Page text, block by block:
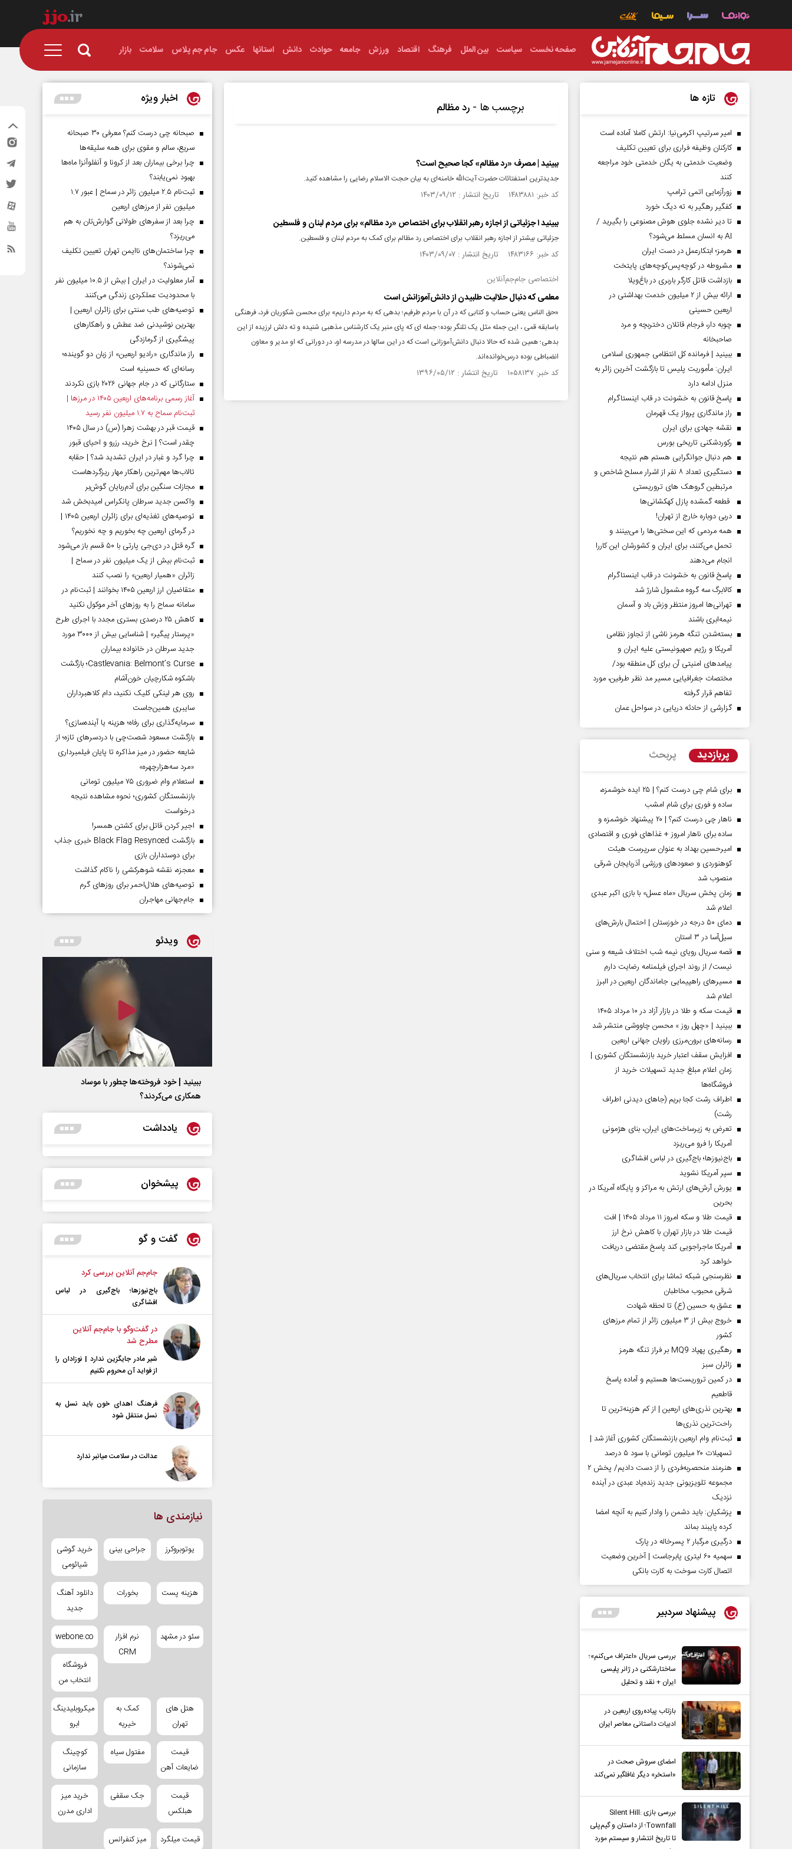
صفحه نخست سیاست بین الملل فرهنگ اقتصاد ورزش جامعه حوادث دانش استانها عکس جام جم پلاس سلامت بازار
برچسب ها - رد مظالم
ببینید | مصرف «رد مظالم» کجا صحیح است؟
جدیدترین استفتائات حضرت آیت‌الله خامنه‌ای به بیان حجت‌ الاسلام رضایی را مشاهده کنید.
کد خبر: ۱۴۸۳۸۸۱ تاریخ انتشار : ۱۴۰۳/۰۹/۱۲
ببینید ا جزئیاتی از اجازه رهبر انقلاب برای اختصاص «رد مظالم» برای مردم لبنان و فلسطین
جزئیاتی بیشتر از اجازه رهبر انقلاب برای اختصاص رد مظالم برای کمک به مردم لبنان و فلسطین.
کد خبر: ۱۴۸۳۱۶۶ تاریخ انتشار : ۱۴۰۳/۰۹/۰۷
اختصاصی جام‌جم‌آنلاین
معلمی که دنبال حلالیت طلبیدن از دانش‌آموزانش است
«حق الناس یعنی حساب و کتابی که در آن با مردم طرفیم؛ بدهی که به مردم داریم» برای محسن شکوریان فرد، فرهنگی
باسابقه قمی ، این جمله مثل یک تلنگر بوده؛ جمله ای که پای منبر یک کارشناس مذهبی شنیده و ته دلش لرزیده از این
بدهی؛ همین شده که حالا دنبال دانش‌آموزانی است که در این سالها در مدرسه او، در دورانی که او مدیر و معاون
انضباطی بوده درس‌خوانده‌اند.
کد خبر: ۱۰۵۸۱۳۷ تاریخ انتشار : ۱۳۹۶/۰۵/۱۲
تازه ها
امیر سرتیپ اکرمی‌نیا: ارتش کاملا آماده است
کارکنان وظیفه فراری برای تعیین تکلیف
وضعیت خدمتی به یگان خدمتی خود مراجعه
کنند
زورآزمایی اتمی ترامپ
کفگیر رهگیر به ته دیگ خورد
تا دیر نشده جلوی هوش مصنوعی را بگیرید /
AI به انسان مسلط می‌شود؟
هرمز؛ ابتکارعمل در دست ایران
مشروطه در کوچه‌پس‌کوچه‌های پایتخت
بازداشت قاتل کارگر باربری در باغ‌ویلا
ارائه بیش از ۲ میلیون خدمت بهداشتی در
اربعین حسینی
چوبه دار، فرجام قاتلان دختربچه و مرد
صاحبخانه
ببینید | فرمانده کل انتظامی جمهوری اسلامی
ایران­: مأموریت پلیس تا بازگشت آخرین زائر به
منزل ادامه دارد
پاسخ قانون به خشونت در قاب اینستاگرام
راز ماندگاری پرواز یک قهرمان
نقشه جهادی برای ایران
رکوردشکنی تاریخی بورس
هم دنبال جوانگرایی هستم هم نتیجه
دستگیری تعداد ۸ نفر از اشرار مسلح شاخص و
مرتبطین گروهک های تروریستی
قطعه گمشده پازل کهکشانی‌ها
دربی دوباره خارج از تهران!
همه مردمی که این سختی‌ها را می‌بینند و
تحمل می‌کنند، برای ایران و کشورشان این کاررا
انجام می‌دهند
پاسخ قانون به خشونت در قاب اینستاگرام
کالابرگ سه گروه مشمول شارژ شد
تهرانی‌ها امروز منتظر وزش باد و آسمان
نیمه‌ابری باشند
بسته‌شدن تنگه هرمز ناشی از تجاوز نظامی
آمریکا و رژیم صهیونیستی علیه ایران و
پیامد‌های امنیتی آن برای کل منطقه بود/
مختصات جغرافیایی مسیر مد نظر طرفین، مورد
تفاهم قرار گرفته
گزارشی از حادثه دریایی در سواحل عمان
پربازدید پربحث
برای شام چی درست کنم؟ | ۲۵ ایده خوشمزه،
ساده و فوری برای شام امشب
ناهار چی درست کنم؟ | ۲۰ پیشنهاد خوشمزه و
ساده برای ناهار امروز + غذاهای فوری و اقتصادی
امیرحسین بهداد به عنوان سرپرست هیئت
کوهنوردی و صعودهای ورزشی آذربایجان شرقی
منصوب شد
زمان پخش سریال «ماه عسل» با بازی اکبر عبدی
اعلام شد
دمای ۵۰ درجه در خوزستان | احتمال بارش‌های
سیل‌آسا در ۳ استان
قصه سریال رویای نیمه شب اختلاف شیعه و سنی
نیست/ از روند اجرای فیلمنامه رضایت دارم
مسیر‌های راهپیمایی جاماندگان اربعین در البرز
اعلام شد
قیمت سکه و طلا در بازار آزاد در ۱۰ مرداد ۱۴۰۵
ببینید | «چهل روز » محسن چاووشی منتشر شد
رسانه‌های برون‌مرزی راویان جهانی اربعین
افزایش سقف اعتبار خرید بازنشستگان کشوری |
زمان اعلام مبلغ جدید تسهیلات خرید از
فروشگاه‌ها
اطراف رشت کجا بریم (جاهای دیدنی اطراف
رشت)
تعرض به زیرساخت‌های ایران، بنای هژمونی
آمریکا را فرو می‌ریزد
باج‌نیوزها؛ باج‌گیری در لباس افشاگری
سپر آمریکا نشوید
یورش آرش‌های ارتش به مراکز و پایگاه‌ آمریکا در
بحرین
قیمت طلا و سکه امروز ۱۱ مرداد ۱۴۰۵ | افت
قیمت طلا در بازار تهران با کاهش نرخ ارز
آمریکا ماجراجویی کند پاسخ مقتضی دریافت
خواهد کرد
نظرسنجی شبکه تماشا برای انتخاب سریال‌های
شرقی محبوب مخاطبان
عشق به حسین (ع) تا لحظه شهادت
خروج بیش از ۳ میلیون زائر از تمام مرز‌های
کشور
رهگیری پهپاد MQ9 بر فراز تنگه هرمز
‌زائران سبز
در کمین تروریست‌ها هستیم و آماده پاسخ
قاطعیم
بهترین نذری‌های اربعین | از کم هزینه‌ترین تا
راحت‌ترین نذری‌ها
ثبت‌نام وام اربعین بازنشستگان کشوری آغاز شد |
تسهیلات ۲۰ میلیون تومانی با سود ۵ درصد
هنرمند منحصر‌به‌فردی را از دست دادیم/ پخش ۲
مجموعه تلویزیونی جدید زنده‌یاد عبدی در آینده
نزدیک
پزشکیان: باید دشمن را وادار کنیم به آنچه امضا
کرده پایبند بماند
درگیری مرگبار ۲ پسرخاله در پارک
سهمیه ۶۰ لیتری پابرجاست | آخرین وضعیت
اتصال کارت سوخت به کارت بانکی
پیشنهاد سردبیر
بررسی سریال «اعتراف می‌کنم»؛
ساختارشکنی در ژانر پلیسی
ایران + نقد و تحلیل
بازتاب پیاده‌روی اربعین در
ادبیات داستانی معاصر ایران
امضای سروش صحت در
«استخر» دیگر غافلگیر نمی‌کند
بررسی بازی Silent Hill:
Townfall؛ از داستان و گیم‌پلی
تا تاریخ انتشار و سیستم مورد
اخبار ویژه
صبحانه چی درست کنم؟ معرفی ۳۰ صبحانه
سریع، سالم و مقوی برای همه سلیقه‌ها
چرا برخی بیماران بعد از کرونا و آنفلوآنزا ماه‌ها
بهبود نمی‌یابند؟
ثبت‌نام ۲.۵ میلیون زائر در سماح | عبور ۱.۷
میلیون نفر از مرز‌های اربعین
چرا بعد از سفرهای طولانی گوارش‌تان به هم
می‌ریزد؟
چرا ساختمان‌های ناایمن تهران تعیین تکلیف
نمی‌شوند؟
آمار معلولیت در ایران | بیش از ۱۰.۵ میلیون نفر
با محدودیت عملکردی زندگی می‌کنند
توصیه‌های طب سنتی برای زائران اربعین |
بهترین نوشیدنی ضد عطش و راهکارهای
پیشگیری از گرمازدگی
راز ماندگاری «رادیو اربعین» از زبان دو گوینده؛
رسانه‌ای که حسینیه است
ستارگانی که در جام جهانی ۲۰۲۶ بازی نکردند
آغاز رسمی برنامه‌های اربعین ۱۴۰۵ در مرز‌ها |
ثبت‌نام سماح به ۱.۷ میلیون نفر رسید
قیمت قبر در بهشت زهرا (س) در سال ۱۴۰۵
چقدر است؟ | نرخ خرید، رزرو و احیای قبور
چرا گرد و غبار در ایران تشدید شد؟ | حقابه
تالاب‌ها مهم‌ترین راهکار مهار ریزگردهاست
مجازات سنگین برای آدم‌ربایان گوش‌بر
واکسن جدید سرطان پانکراس امیدبخش شد
توصیه‌های تغذیه‌ای برای زائران اربعین ۱۴۰۵ |
در گرمای اربعین چه بخوریم و چه نخوریم؟
گره قتل در دی‌جی پارتی با ۵۰ قسم باز می‌شود
ثبت‌نام بیش از یک میلیون نفر در سماح |
زائران «همیار اربعین» را نصب کنند
متقاضیان ارز اربعین ۱۴۰۵ بخوانند | ثبت‌نام در
سامانه سماح را به روز‌های آخر موکول نکنید
کاهش ۲۵ درصدی بستری مجدد با اجرای طرح
«پرستار پیگیر» | شناسایی بیش از ۳۰۰۰ مورد
جدید سرطان در خانواده بیماران
Castlevania: Belmont’s Curse؛ بازگشت
باشکوه شکارچیان خون‌آشام
روی هر لینکی کلیک نکنید، دام کلاهبرداران
سایبری همین‌جاست
سرمایه‌گذاری برای رفاه؛ هزینه یا آینده‌سازی؟
بازگشت مسعود شصت‌چی با دردسر‌های تازه؛ از
شایعه حضور در میز مذاکره تا پایان فیلمبرداری
«مرد سه‌هزارچهره»
استعلام وام ضروری ۷۵ میلیون تومانی
بازنشستگان کشوری؛ نحوه مشاهده نتیجه
درخواست
اجیر کردن قاتل برای کشتن همسر!
بازگشت Black Flag Resynced خبری جذاب
برای دوستداران بازی
معجزه، نقشه شوهرکشی را ناکام گذاشت
توصیه‌های هلال‌احمر برای روز‌های گرم
جام‌جهانی مهاجران
ویدئو
ببینید | خود فروخته‌ها چطور با موساد
همکاری می‌کردند؟
یادداشت
پیشخوان
گفت و گو
جام‌جم آنلاین بررسی کرد
باج‌نیوزها؛ باج‌گیری در لباس
افشاگری
در گفت‌و‌گو با جام‌جم آنلاین
مطرح شد
شیر مادر جایگزین ندارد | نوزادان را
از فواید آن محروم نکنیم
فرهنگ اهدای خون باید نسل به
نسل منتقل شود
عدالت در سلامت میانبر ندارد
نیازمندی ها
یوتوبروکرز جراحی بینی
خرید گوشی
شیائومی
هزینه پست بخورات
دانلود آهنگ
جدید
سئو در مشهد
نرم افزار
CRM
webone.co
فروشگاه
انتخاب من
هتل های
تهران
کمک به
خیریه
میکروبلیدینگ
ابرو
قیمت
ضایعات آهن
مفتول سیاه
کوچینگ
سازمانی
قیمت
هبلکس
جک سقفی
خرید میز
اداری مدرن
قیمت میلگرد میز کنفرانس